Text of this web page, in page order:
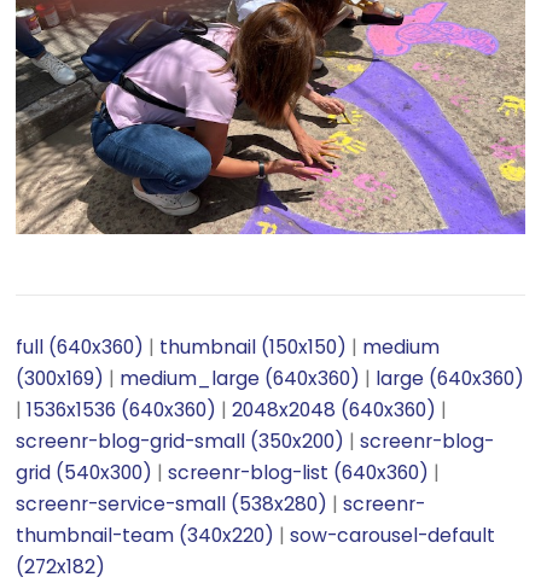
full (640x360) | thumbnail (150x150) | medium
(300x169) | medium_large (640x360) | large (640x360)
|1536x1536 (640x360) |2048x2048 (640x360) |
screenr-blog-grid-small (350x200) |screenr-blog-
grid (540x300) |screenr-blog-list (640x360) |
screenr-service-small (538x280) |screenr-
thumbnail-team (340x220) |sow-carousel-default
(272x182)